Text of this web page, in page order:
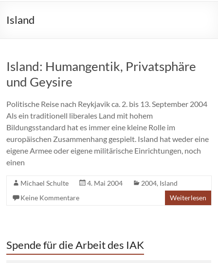
Island
Island: Humangentik, Privatsphäre
und Geysire
Politische Reise nach Reykjavik ca. 2. bis 13. September 2004
Als ein traditionell liberales Land mit hohem
Bildungsstandard hat es immer eine kleine Rolle im
europäischen Zusammenhang gespielt. Island hat weder eine
eigene Armee oder eigene militärische Einrichtungen, noch
einen
Michael Schulte 4. Mai 2004 2004, Island
Keine Kommentare
Weiterlesen
Spende für die Arbeit des IAK